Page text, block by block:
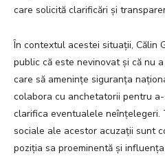
care solicită clarificări și
În contextul acestei situații, Călin
public că este nevinovat și că nu
care să amenințe siguranța
colabora cu anchetatorii pentru
clarifica eventualele neînțelegeri.
sociale ale acestor acuzații sunt
poziția sa proeminentă și